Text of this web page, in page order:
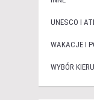
UNESCO I
WAKACJE I
WYBÓR